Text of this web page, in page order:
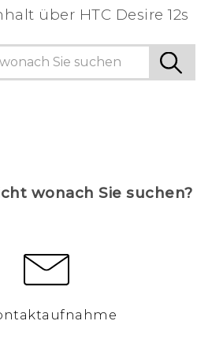
über‎ HTC Desire 12s
wonach Sie suchen?